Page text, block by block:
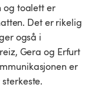
og toalett er
Det er rikelig
også i
Gera og Erfurt
er